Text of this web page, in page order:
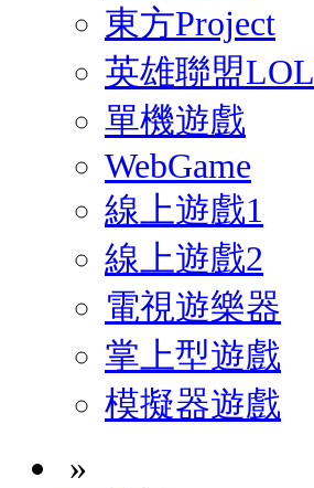
東方Project
英雄聯盟LOL
單機遊戲
WebGame
線上遊戲1
線上遊戲2
電視遊樂器
掌上型遊戲
模擬器遊戲
»